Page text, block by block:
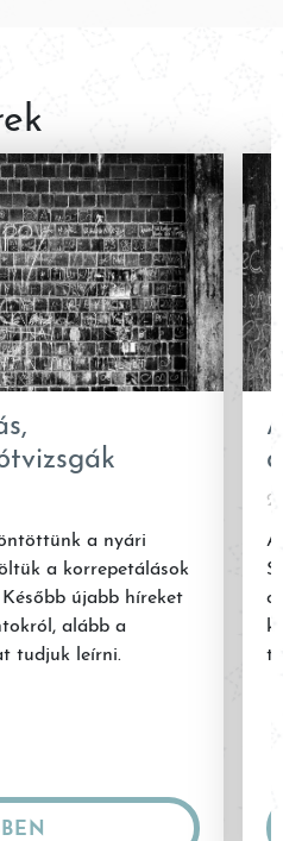
a nyári
a korrepetálások
újabb híreket
alább a
tudjuk leírni.